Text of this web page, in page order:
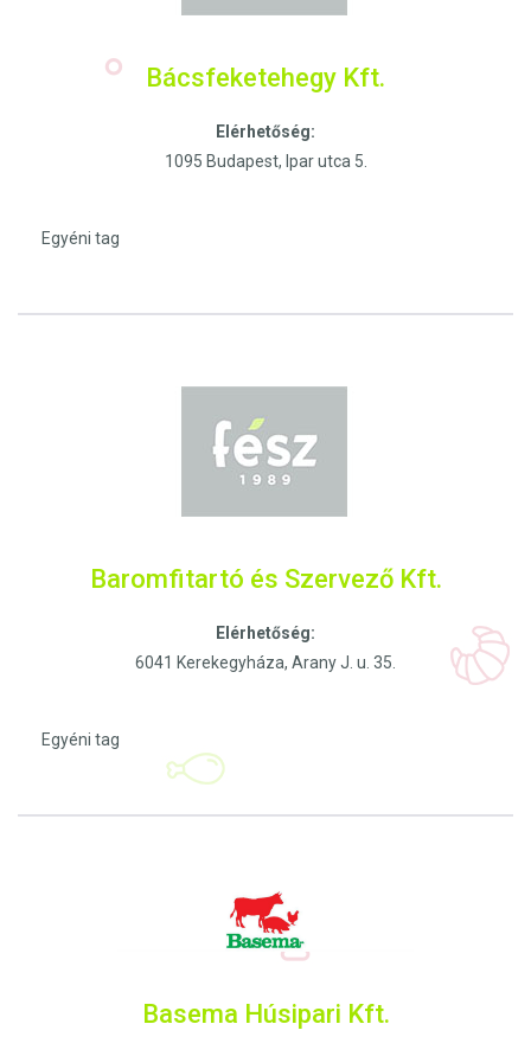
Bácsfeketehegy Kft.
Elérhetőség:
1095 Budapest, Ipar utca 5.
Egyéni tag
Baromfitartó és Szervező Kft.
Elérhetőség:
6041 Kerekegyháza, Arany J. u. 35.
Egyéni tag
Basema Húsipari Kft.